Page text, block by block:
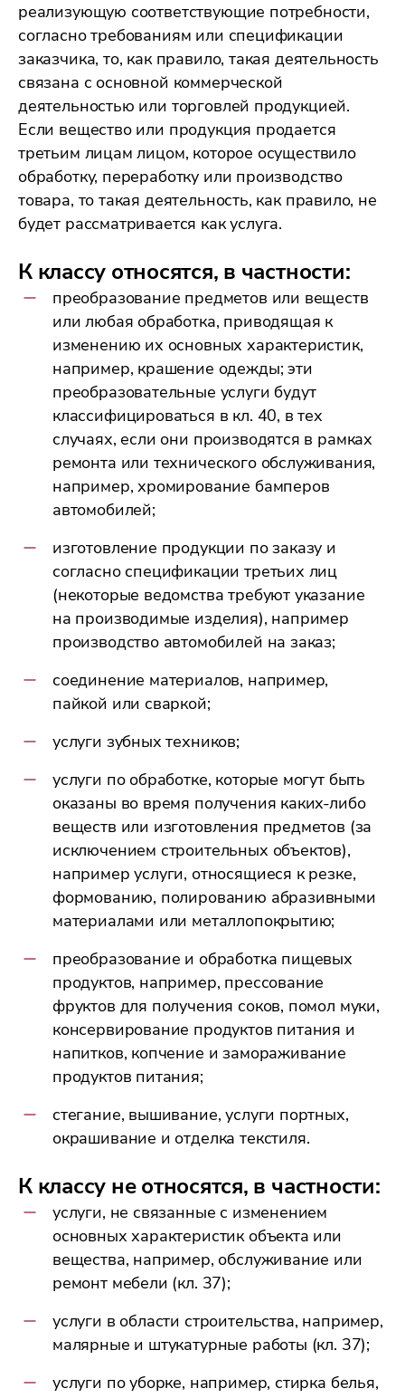
реализующую соответствующие потребности,
согласно требованиям или спецификации
заказчика, то, как правило, такая деятельность
связана с основной коммерческой
деятельностью или торговлей продукцией.
Если вещество или продукция продается
третьим лицам лицом, которое осуществило
обработку, переработку или производство
товара, то такая деятельность, как правило, не
будет рассматривается как услуга.
К классу относятся, в частности:
преобразование предметов или веществ
или любая обработка, приводящая к
изменению их основных характеристик,
например, крашение одежды; эти
преобразовательные услуги будут
классифицироваться в кл. 40, в тех
случаях, если они производятся в рамках
ремонта или технического обслуживания,
например, хромирование бамперов
автомобилей;
изготовление продукции по заказу и
согласно спецификации третьих лиц
(некоторые ведомства требуют указание
на производимые изделия), например
производство автомобилей на заказ;
соединение материалов, например,
пайкой или сваркой;
услуги зубных техников;
услуги по обработке, которые могут быть
оказаны во время получения каких-либо
веществ или изготовления предметов (за
исключением строительных объектов),
например услуги, относящиеся к резке,
формованию, полированию абразивными
материалами или металлопокрытию;
преобразование и обработка пищевых
продуктов, например, прессование
фруктов для получения соков, помол муки,
консервирование продуктов питания и
напитков, копчение и замораживание
продуктов питания;
стегание, вышивание, услуги портных,
окрашивание и отделка текстиля.
К классу не относятся, в частности:
услуги, не связанные с изменением
основных характеристик объекта или
вещества, например, обслуживание или
ремонт мебели (кл. 37);
услуги в области строительства, например,
малярные и штукатурные работы (кл. 37);
услуги по уборке, например, стирка белья,
Заказать звонок
Упс, что то пошло не так...
Кажется вы не указали
Отправить
с нашейполитикой в отношении обработки
персональных данных